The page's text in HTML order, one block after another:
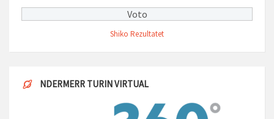
Shiko Rezultatet
NDERMERR TURIN VIRTUAL